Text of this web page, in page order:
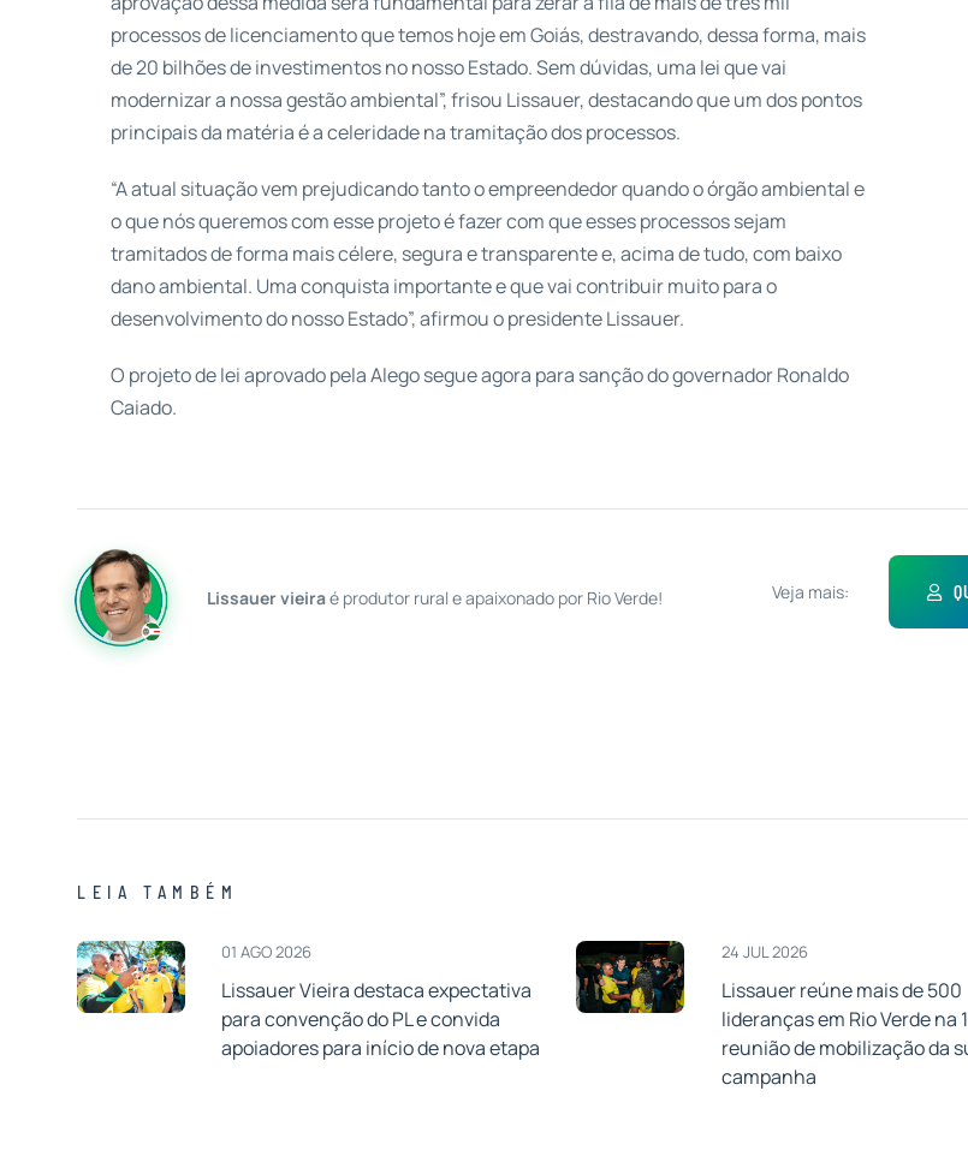
processos de licenciamento que temos hoje em Goiás, destravando, dessa forma, mais
de 20 bilhões de investimentos no nosso Estado. Sem dúvidas, uma lei que vai
modernizar a nossa gestão ambiental”, frisou Lissauer, destacando que um dos pontos
principais da matéria é a celeridade na tramitação dos processos.
“A atual situação vem prejudicando tanto o empreendedor quando o órgão ambiental e
o que nós queremos com esse projeto é fazer com que esses processos sejam
tramitados de forma mais célere, segura e transparente e, acima de tudo, com baixo
dano ambiental. Uma conquista importante e que vai contribuir muito para o
desenvolvimento do nosso Estado”, afirmou o presidente Lissauer.
O projeto de lei aprovado pela Alego segue agora para sanção do governador Ronaldo
Caiado.
Lissauer vieiraé produtor rural e apaixonado por Rio Verde! Veja mais:
LEIA TAMBÉM
01 AGO 2026
Lissauer Vieira destaca expectativa
para convenção do PL e convida
apoiadores para início de nova etapa
24 JUL 2026
Lissauer reúne mais de 500
lideranças em Rio Verde na
reunião de mobilização da
campanha